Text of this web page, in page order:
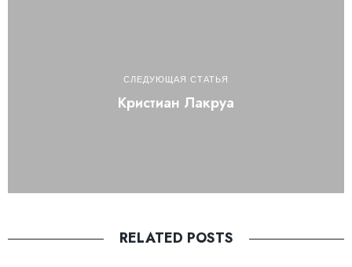
СЛЕДУЮЩАЯ СТАТЬЯ
Кристиан Лакруа
RELATED POSTS